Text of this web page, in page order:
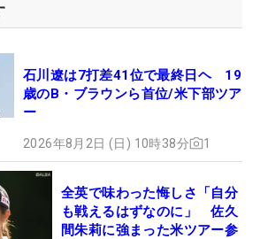
石川遼は7打差41位で最終日ヘ 19
歳のB・ブラウンら首位/米下部ツア
ー
2026年8月2日 (日) 10時38分 1
全英で味わった悔しさ「自分
も戦えるはずなのに」 佐久
間朱莉に強まった米ツアー参